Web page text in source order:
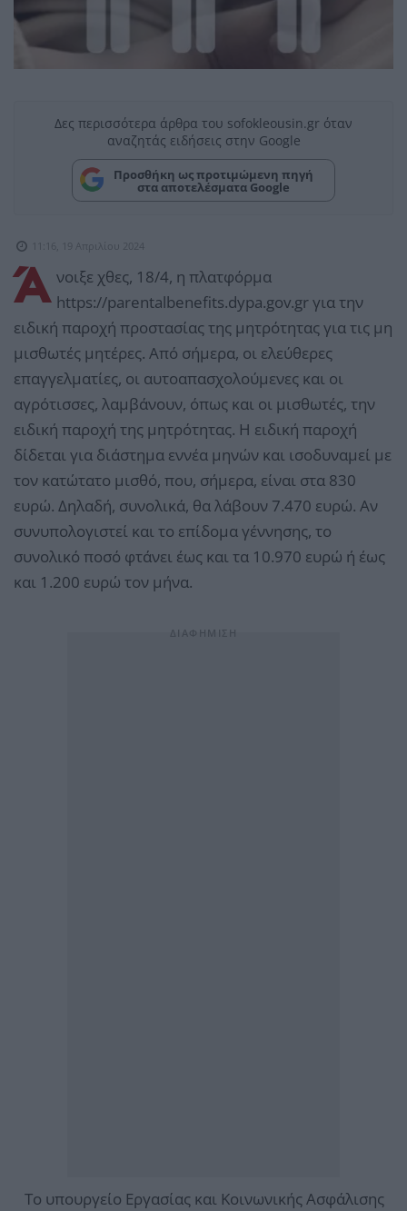
Δες περισσότερα άρθρα του sofokleousin.gr όταν
αναζητάς ειδήσεις στην Google
Προσθήκη ως προτιμώμενη πηγή
στα αποτελέσματα Google
11:16, 19 Απριλίου 2024
Ά νοιξε χθες, 18/4, η πλατφόρμα
https://parentalbenefits.dypa.gov.gr για την
ειδική παροχή προστασίας της μητρότητας για τις μη
μισθωτές μητέρες. Από σήμερα, οι ελεύθερες
επαγγελματίες, οι αυτοαπασχολούμενες και οι
αγρότισσες, λαμβάνουν, όπως και οι μισθωτές, την
ειδική παροχή της μητρότητας. Η ειδική παροχή
δίδεται για διάστημα εννέα μηνών και ισοδυναμεί με
τον κατώτατο μισθό, που, σήμερα, είναι στα 830
ευρώ. Δηλαδή, συνολικά, θα λάβουν 7.470 ευρώ. Αν
συνυπολογιστεί και το επίδομα γέννησης, το
συνολικό ποσό φτάνει έως και τα 10.970 ευρώ ή έως
και 1.200 ευρώ τον μήνα.
Το υπουργείο Εργασίας και Κοινωνικής Ασφάλισης